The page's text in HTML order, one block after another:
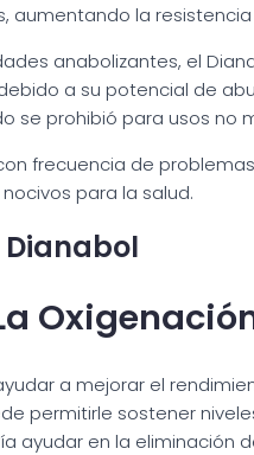
aumentando la
anabolizantes, el
a su potencial de
se prohibió para usos no
frecuencia de
para la salud.
Dianabol
a mejorar el
permitirle sostener
ayudar en la